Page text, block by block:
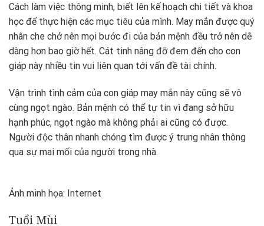
Cách làm việc thông minh, biết lên kế hoạch chi tiết và khoa
học để thực hiện các mục tiêu của mình. May mắn được quý
nhân che chở nên mọi bước đi của bản mệnh đều trở nên dễ
dàng hơn bao giờ hết. Cát tinh nâng đỡ đem đến cho con
giáp này nhiều tin vui liên quan tới vấn đề tài chính.
Vận trình tình cảm của con giáp may mắn này cũng sẽ vô
cùng ngọt ngào. Bản mệnh có thể tự tin vì đang sở hữu
hạnh phúc, ngọt ngào mà không phải ai cũng có được.
Người độc thân nhanh chóng tìm được ý trung nhân thông
qua sự mai mối của người trong nhà.
Ảnh minh họa: Internet
Tuổi Mùi